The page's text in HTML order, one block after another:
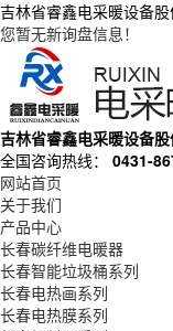
吉林省睿鑫电采暖设备
您暂无新询盘信息！
吉林省睿鑫电采暖设备
全国咨询热线：
0431-
网站首页
关于我们
产品中心
长春碳纤维电暖器
长春智能垃圾桶系列
长春电热画系列
长春电热膜系列